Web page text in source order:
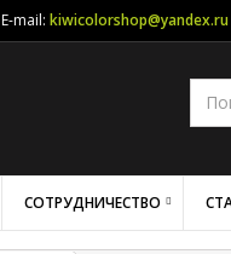
E-mail: kiwicolorshop@yandex.ru
СОТРУДНИЧЕСТВО